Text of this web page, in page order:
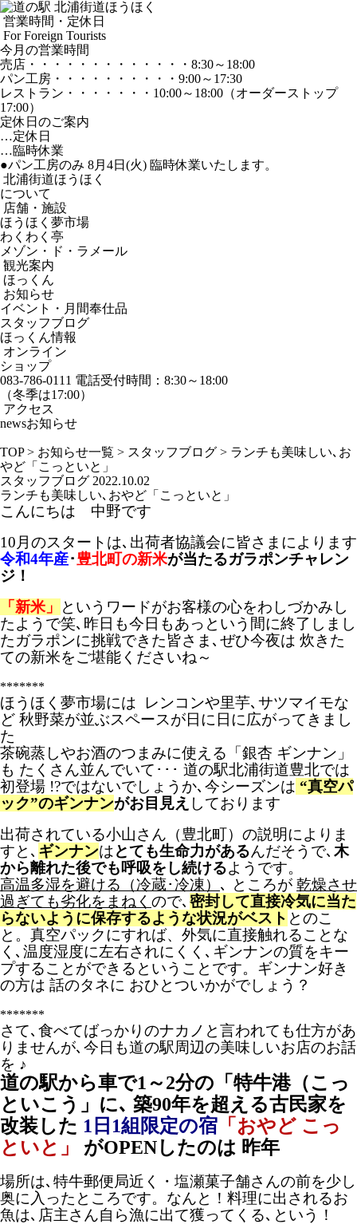
営業時間・定休日
For Foreign Tourists
今月の営業時間
売店 ・・・・・・・・・・・・・ 8:30～18:00
パン工房 ・・・・・・・・・・ 9:00～17:30
レストラン ・・・・・・・ 10:00～18:00 （オーダーストップ
17:00）
定休日のご案内
…定休日
…臨時休業
●パン工房のみ 8月4日(火) 臨時休業いたします。
北浦街道ほうほく
について
店舗・施設
ほうほく夢市場
わくわく亭
メゾン・ド・ラメール
観光案内
ほっくん
お知らせ
イベント・月間奉仕品
スタッフブログ
ほっくん情報
オンライン
ショップ
083-786-0111 電話受付時間：8:30～18:00
（冬季は17:00）
アクセス
newsお知らせ
TOP> お知らせ一覧 > スタッフブログ > ランチも美味しい､お
やど「こっといと」
スタッフブログ 2022.10.02
ランチも美味しい､おやど「こっといと」
こんにちは 中野です
10月のスタートは､出荷者協議会に皆さまによります
令和4年産･豊北町の新米が当たるガラポンチャレン
ジ！
「新米」
というワードがお客様の心をわしづかみし
たようで笑､昨日も今日もあっという間に終了しまし
たガラポンに挑戦できた皆さま､ぜひ今夜は 炊きた
ての新米をご堪能くださいね～
*******
ほうほく夢市場には レンコンや里芋､サツマイモな
ど 秋野菜が並ぶスペースが日に日に広がってきまし
た
茶碗蒸しやお酒のつまみに使える「銀杏 ギンナン」
も たくさん並んでいて･･･ 道の駅北浦街道豊北では
初登場 !?ではないでしょうか､今シーズンは “真空パ
ック”のギンナンがお目見え しております
出荷されている小山さん（豊北町）の説明によりま
すと､ ギンナンはとても生命力があるんだそうで､ 木
から離れた後でも呼吸をし続けるようです。
高温多湿を避ける（冷蔵･冷凍） ､ ところが 乾燥させ
過ぎても劣化をまねく ので､ 密封して直接冷気に当た
らないように保存するような状況がベスト とのこ
と。真空パックにすれば、外気に直接触れることな
く､温度湿度に左右されにくく､ギンナンの質をキー
プすることができるということです。ギンナン好き
の方は 話のタネに おひとついかがでしょう？
*******
さて､食べてばっかりのナカノと言われても仕方があ
りませんが､今日も道の駅周辺の美味しいお店のお話
を ♪
道の駅から車で1～2分の「特牛港（こっ
といこう」に､ 築90年を超える古民家を
改装した 1 日1組限定の宿 「おやど こっ
といと」
がOPENしたのは 昨年
場所は､特牛郵便局近く・塩瀬菓子舗さんの前を少し
奥に入ったところです。なんと！料理に出されるお
魚は､店主さん自ら漁に出て獲ってくる､という！